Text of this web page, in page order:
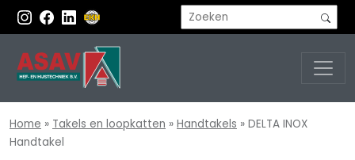
Home » Takels en loopkatten » Handtakels » DELTA INOX
Handtakel